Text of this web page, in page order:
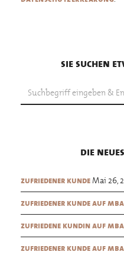
sie suchen
die
zufriedener kunde Mai 26,
zufriedener kunde auf
zufriedene kundin auf
zufriedener kunde auf